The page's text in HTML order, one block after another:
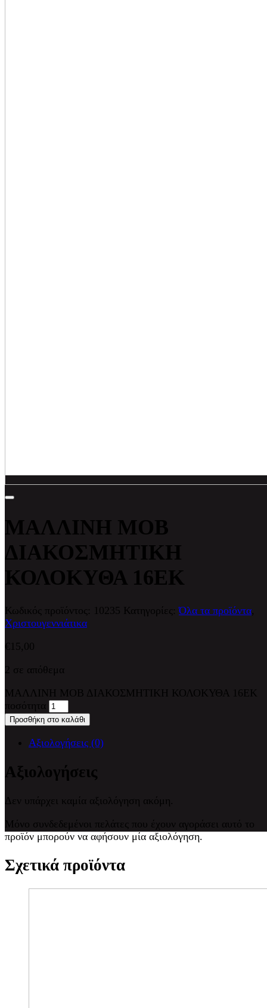
ΜΑΛΛΙΝΗ ΜΟΒ
ΔΙΑΚΟΣΜΗΤΙΚΗ
ΚΟΛΟΚΥΘΑ 16ΕΚ
Κωδικός προϊόντος: 10235 Κατηγορίες:Όλα τα προϊόντα,
Χριστουγεννιάτικα
€ 15,00
2 σε απόθεμα
ΜΑΛΛΙΝΗ ΜΟΒ ΔΙΑΚΟΣΜΗΤΙΚΗ ΚΟΛΟΚΥΘΑ 16ΕΚ
ποσότητα
Προσθήκη στο καλάθι
Αξιολογήσεις (0)
Αξιολογήσεις
Δεν υπάρχει καμία αξιολόγηση ακόμη.
Μόνο συνδεδεμένοι πελάτες που έχουν αγοράσει αυτό το
προϊόν μπορούν να αφήσουν μία αξιολόγηση.
Σχετικά προϊόντα